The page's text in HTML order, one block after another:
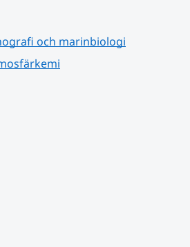
och marinbiologi